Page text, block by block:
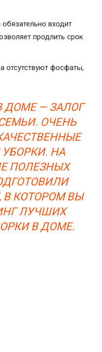
входит
продлить срок
отсутствуют фосфаты,
ДОМЕ — ЗАЛОГ
ОЧЕНЬ
НА
ПОЛЕЗНЫХ
В КОТОРОМ ВЫ
ЛУЧШИХ
В ДОМЕ.